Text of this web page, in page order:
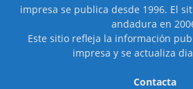
impresa se publica desde 1996. El
andadura en
Este sitio refleja la información
impresa y se actualiza
Contacta